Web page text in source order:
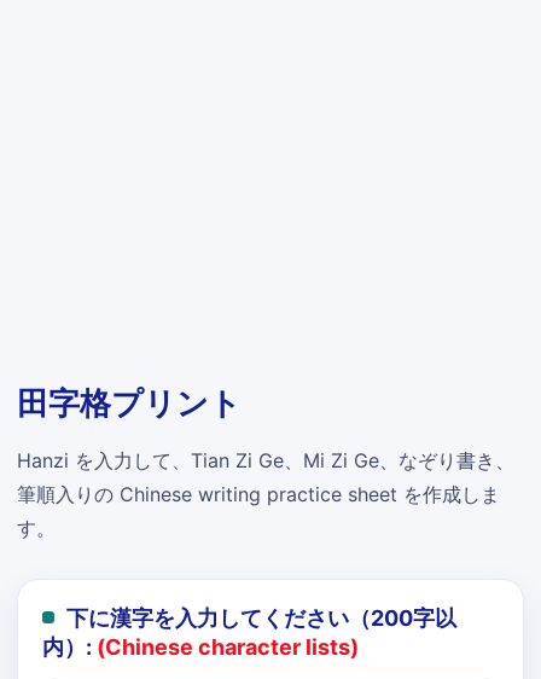
田字格プリント
Hanzi を入力して、Tian Zi Ge、Mi Zi Ge、なぞり書き、
筆順入りの Chinese writing practice sheet を作成しま
す。
下に漢字を入力してください（200字以
内）: (Chinese character lists)